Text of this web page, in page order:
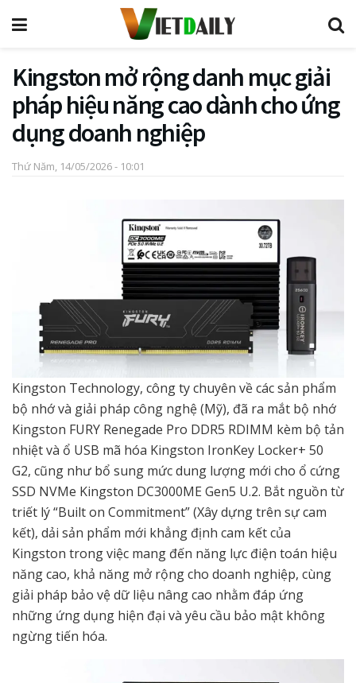
Kingston mở rộng danh mục giải
pháp hiệu năng cao dành cho ứng
dụng doanh nghiệp
Thứ Năm, 14/05/2026 - 10:01
Kingston Technology, công ty chuyên về các sản phẩm
bộ nhớ và giải pháp công nghệ (Mỹ), đã ra mắt bộ nhớ
Kingston FURY Renegade Pro DDR5 RDIMM kèm bộ tản
nhiệt và ổ USB mã hóa Kingston IronKey Locker+ 50
G2, cũng như bổ sung mức dung lượng mới cho ổ cứng
SSD NVMe Kingston DC3000ME Gen5 U.2. Bắt nguồn từ
triết lý “Built on Commitment” (Xây dựng trên sự cam
kết), dải sản phẩm mới khẳng định cam kết của
Kingston trong việc mang đến năng lực điện toán hiệu
năng cao, khả năng mở rộng cho doanh nghiệp, cùng
giải pháp bảo vệ dữ liệu nâng cao nhằm đáp ứng
những ứng dụng hiện đại và yêu cầu bảo mật không
ngừng tiến hóa.